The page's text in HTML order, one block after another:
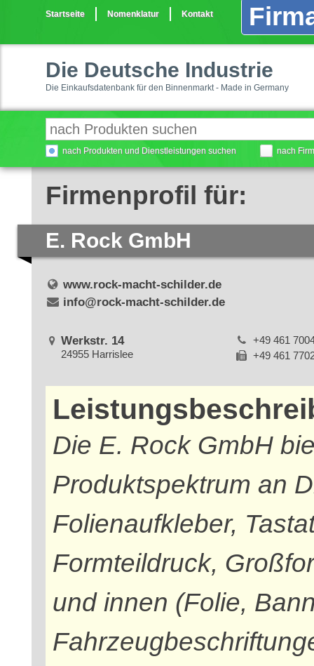
Startseite Nomenklatur Kontakt
Die Deutsche Industrie
Die Einkaufsdatenbank für den Binnenmarkt - Made in Germany
nach Produkten und Dienstleistungen suchen nach
Firmenprofil für:
E. Rock GmbH
www.rock-macht-schilder.de
info@rock-macht-schilder.de
Werkstr. 14
24955 Harrislee
+49 461
+49 461
Die E. Rock GmbH
Produktspektrum an
Folienaufkleber,
Formteildruck,
und innen (Folie,